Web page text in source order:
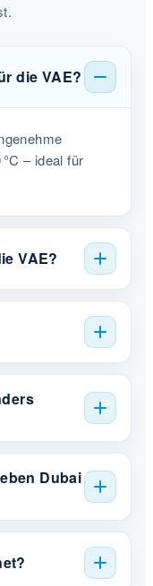
die VAE?
– ideal für
VAE?
Dubai